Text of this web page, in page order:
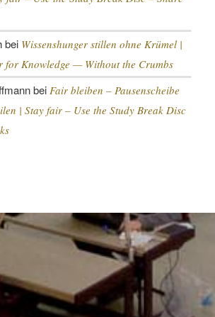
bei Wissenshunger stillen ohne Krümel |
for Knowledge — Without the Crumbs
bei Fair bleiben – Pausenscheibe
| Stay fair – Use the Study Break Disc